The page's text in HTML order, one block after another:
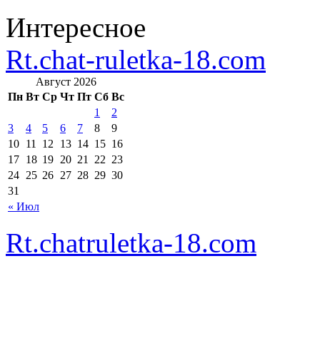
Интересное
Rt.chat-ruletka-18.com
Август 2026
Пн Вт Ср Чт Пт Сб Вс
« Июл
1
2
3
4 5 6 7 8
9
10 11 12 13 14 15 16
17 18 19 20 21 22 23
24 25 26 27 28 29 30
31
Rt.chatruletka-18.com